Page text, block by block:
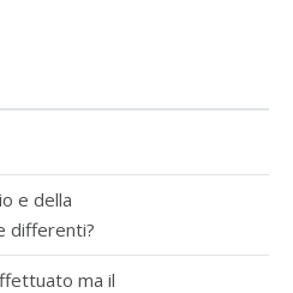
e della
differenti?
ma il